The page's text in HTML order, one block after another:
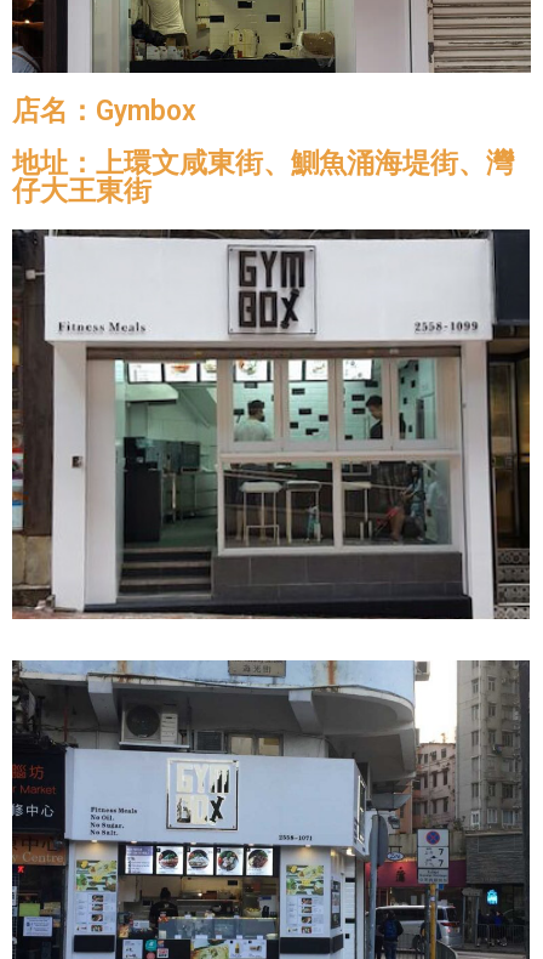
店名：Gymbox
地址：上環文咸東街、鰂魚涌海堤街、灣
仔大王東街